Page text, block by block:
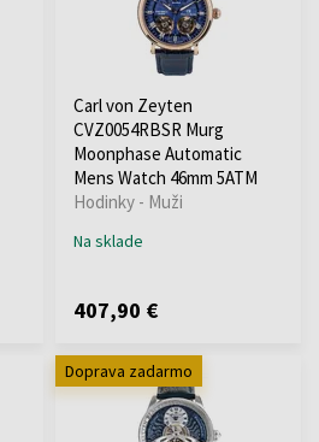
Carl von Zeyten
CVZ0054RBSR Murg
Moonphase Automatic
Mens Watch 46mm 5ATM
Hodinky - Muži
Na sklade
407,90 €
Doprava zadarmo